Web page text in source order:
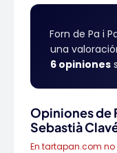
Forn de Pa i
una
6 opiniones
Opiniones de
Sebastià
En tartapan.com